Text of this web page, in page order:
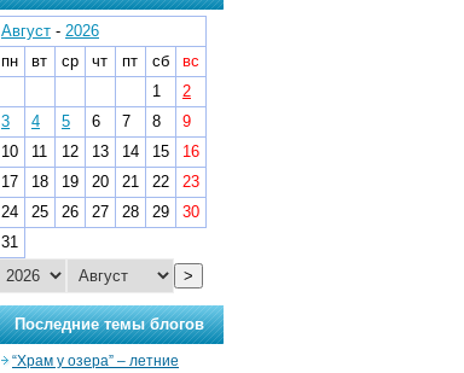
Август - 2026
пн
вт ср чт пт сб
вс
1
2
3
4 5 6 7 8
9
10
11 12 13 14 15
16
17
18 19 20 21 22
23
24
25 26 27 28 29
30
31
>
Последние темы блогов
“Храм у озера” – летние